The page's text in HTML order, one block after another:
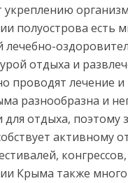
укреплению
полуострова есть
лечебно-
отдыха и
проводят лечение
разнообразна и
для отдыха, поэтому
Крыма также